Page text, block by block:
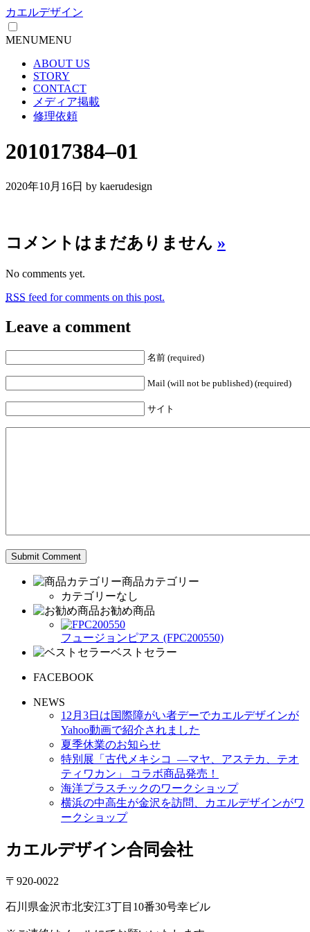
カエルデザイン
MENUMENU
ABOUT US
STORY
CONTACT
メディア掲載
修理依頼
201017384–01
2020年10月16日 by kaerudesign
コメントはまだありません »
No comments yet.
RSS feed for comments on this post.
Leave a comment
名前 (required)
Mail (will not be published) (required)
サイト
商品カテゴリー
カテゴリーなし
お勧め商品
フュージョンピアス (FPC200550)
ベストセラー
FACEBOOK
NEWS
12月3日は国際障がい者デーでカエルデザインが
Yahoo動画で紹介されました
夏季休業のお知らせ
特別展「古代メキシコ ―マヤ、アステカ、テオ
ティワカン」 コラボ商品発売！
海洋プラスチックのワークショップ
横浜の中高生が金沢を訪問、カエルデザインがワ
ークショップ
カエルデザイン合同会社
〒920-0022
石川県金沢市北安江3丁目10番30号幸ビル